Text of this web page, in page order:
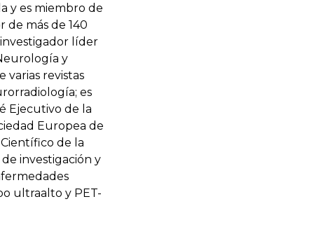
y es miembro de
de más de 140
líder
y
varias revistas
es
Ejecutivo de la
Europea de
de la
investigación y
ultraalto y PET-